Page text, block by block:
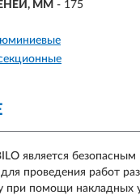
ММ - 175
является
проведения работ
при помощи накладных